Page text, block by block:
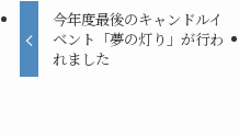
今年度最後のキャンドルイ
ベント「夢の灯り」が行わ
れました